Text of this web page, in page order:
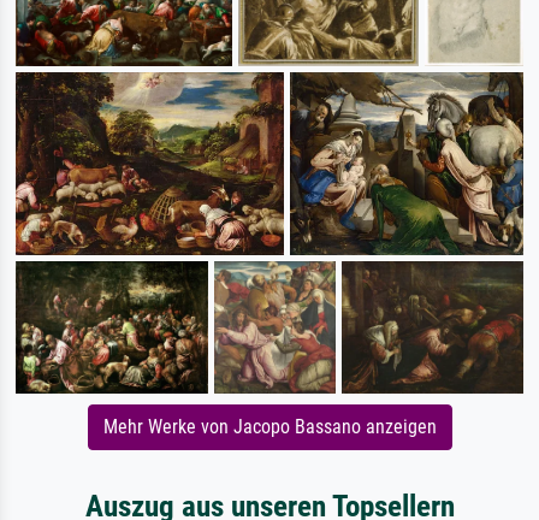
Mehr Werke von Jacopo Bassano anzeigen
Auszug aus unseren Topsellern